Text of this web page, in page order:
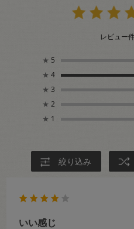
レビュー
★ 5
★ 4
★ 3
★ 2
★ 1
絞り込み
いい感じ